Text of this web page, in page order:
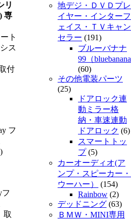
リ
専
ト
ス
付
フ
)
取
地デジ・ＤＶＤプレ
イヤー・インターフ
ェイス・ＴＶキャン
セラー (191)
ブルーバナナ
99（
(60)
その他電装パーツ
(25)
ドアロック連
動ミラー格
納・車速連動
ドアロック (6)
スマートトッ
プ(5)
カーオーディオ(ア
ンプ・スピーカー・
ウーハー）
(154)
Rainbow (2)
デッドニング (63)
ＢＭＷ・MINI専用